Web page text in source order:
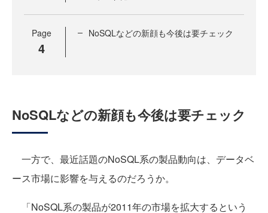
Page
4
NoSQLなどの新顔も今後は要チェック
NoSQLなどの新顔も今後は要チェック
一方で、最近話題のNoSQL系の製品動向は、データベ
ース市場に影響を与えるのだろうか。
「NoSQL系の製品が2011年の市場を拡大するという